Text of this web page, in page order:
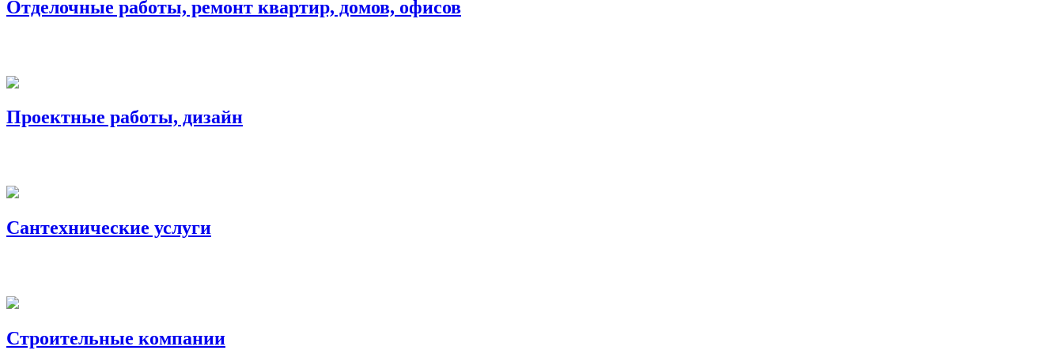
Отделочные работы, ремонт квартир, домов, офисов
Проектные работы, дизайн
Сантехнические услуги
Строительные компании